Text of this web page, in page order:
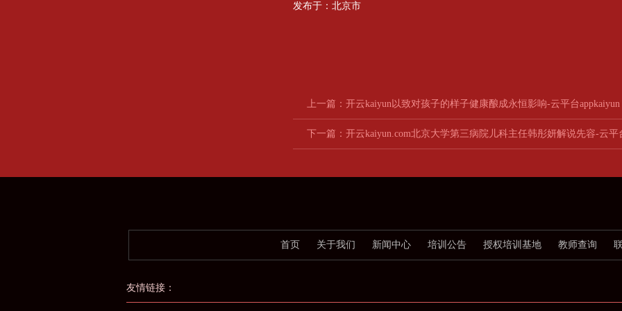
发布于：北京市
上一篇： 开云kaiyun以致对孩子的样子健康酿成永恒影响-云平台appkaiyun
下一篇： 开云kaiyun.com北京大学第三病院儿科主任韩彤妍解说先容-云平
首页 关于我们 新闻中心 培训公告 授权培训基地 教师查询
友情链接：